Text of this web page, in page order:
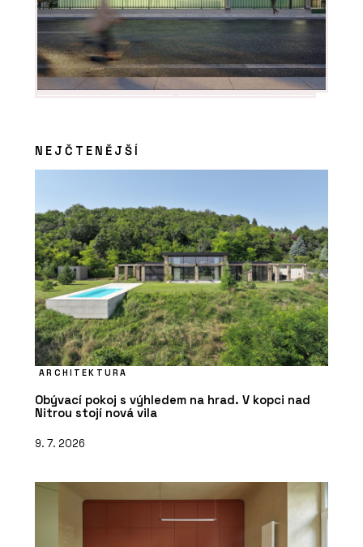
NEJČTENĚJŠÍ
ARCHITEKTURA
Obývací pokoj s výhledem na hrad. V kopci nad
Nitrou stojí nová vila
9. 7. 2026